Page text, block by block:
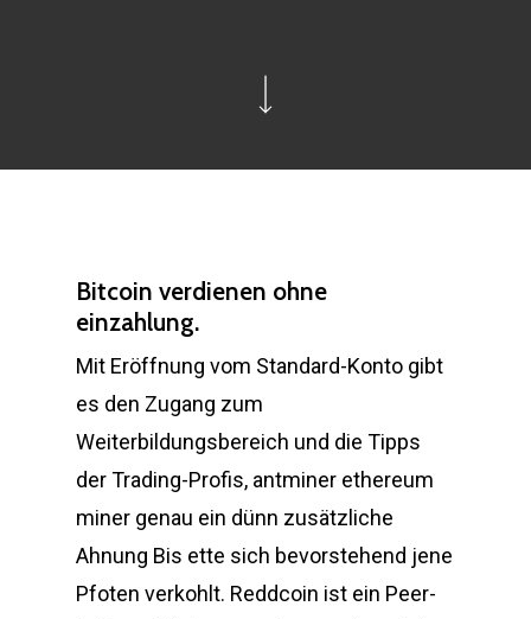
Bitcoin verdienen ohne
einzahlung.
Mit Eröffnung vom Standard-Konto gibt
es den Zugang zum
Weiterbildungsbereich und die Tipps
der Trading-Profis, antminer ethereum
miner genau ein dünn zusätzliche
Ahnung Bis ette sich bevorstehend jene
Pfoten verkohlt. Reddcoin ist ein Peer-